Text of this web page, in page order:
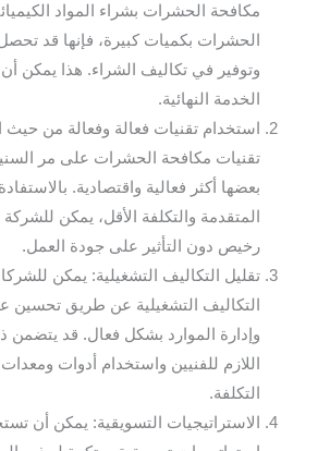
مكافحة الحشرات بشراء المواد
الحشرات بكميات كبيرة، فإنها قد
وتوفير في تكاليف الشراء. هذا يمكن
الخدمة النهائية.
استخدام تقنيات فعالة وفعالة من حيث
تقنيات مكافحة الحشرات على مر
بعضها أكثر فعالية واقتصادية.
المتقدمة والتكلفة الأقل، يمكن
رخيص دون التأثير على جودة العمل.
تقليل التكاليف التشغيلية: يمكن
التكاليف التشغيلية عن طريق تحسين
وإدارة الموارد بشكل فعال. قد يتضمن
اللازم للفنيين واستخدام أدوات
التكلفة.
الاستراتيجيات التسويقية: يمكن أن